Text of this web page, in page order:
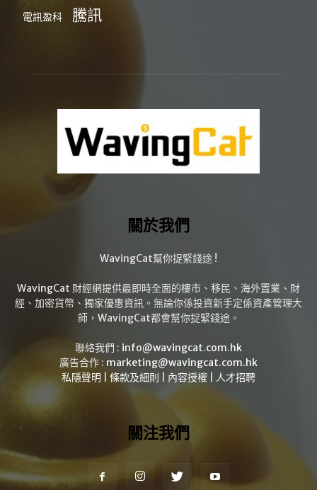
電訊盈科 騰訊
關於我們
WavingCat幫你捉緊錢途 !
WavingCat 財經網提供最即時全面的樓市、移民、海外置業、財
經、加密貨幣、獨家優惠資訊。無論你係投資新手定係資產管理大
師，WavingCat都會幫你捉緊錢途。
聯絡我們 : info@wavingcat.com.hk
廣告合作 : marketing@wavingcat.com.hk
私隱聲明
條款及細則 內容授權 人才招聘
關注我們